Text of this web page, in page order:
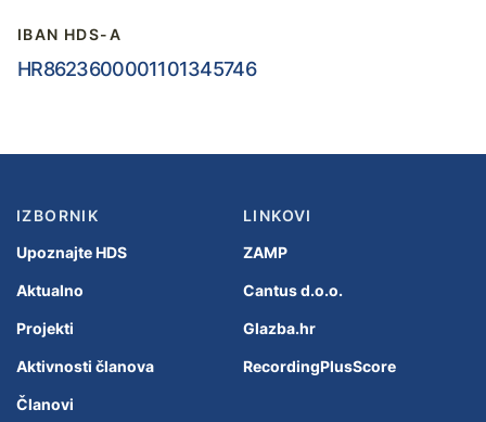
IBAN HDS-A
HR8623600001101345746
IZBORNIK
Upoznajte HDS
Aktualno
Projekti
Aktivnosti članova
Članovi
LINKOVI
ZAMP
Cantus d.o.o.
Glazba.hr
RecordingPlusScore